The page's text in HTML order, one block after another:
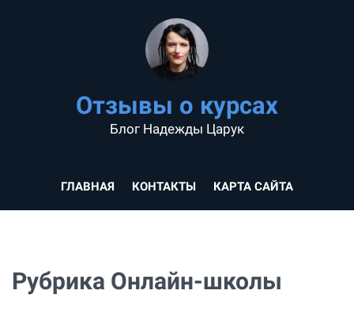
Отзывы о курсах
Блог Надежды Царук
ГЛАВНАЯ КОНТАКТЫ КАРТА САЙТА
Рубрика Онлайн-школы